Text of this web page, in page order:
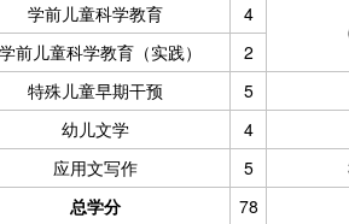
学前儿童科学教育
4
前儿童科学教育（实践）
2
特殊儿童早期干预
5
幼儿文学 4
应用文写作 5
总学分
78